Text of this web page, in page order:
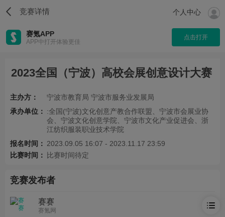
竞赛详情 个人中心
赛氪APP
APP中打开体验更佳
点击打开
2023全国（宁波）高校会展创意设计大赛
主办方：
宁波市教育局 宁波市服务业发展局
承办单位： :全国(宁波)文化创意产教合作联盟、宁波市会展业协
会、宁波文化创意学院、宁波市文化产业促进会、浙
江纺织服装职业技术学院
报名时间： 2023.09.05 16:07 - 2023.11.17 23:59
比赛时间：
比赛时间待定
竞赛发布者
赛赛
赛氪网